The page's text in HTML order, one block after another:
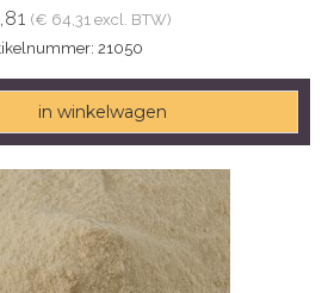
(€ 64,31 excl. BTW)
21050
in winkelwagen